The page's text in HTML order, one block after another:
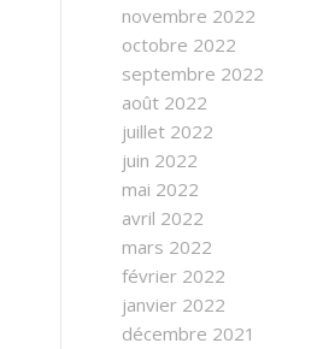
novembre 2022
octobre 2022
septembre 2022
août 2022
juillet 2022
juin 2022
mai 2022
avril 2022
mars 2022
février 2022
janvier 2022
décembre 2021